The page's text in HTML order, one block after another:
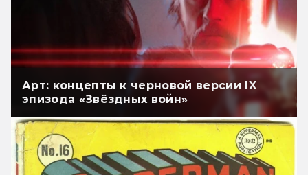
Арт: концепты к черновой версии IX
эпизода «Звёздных войн»